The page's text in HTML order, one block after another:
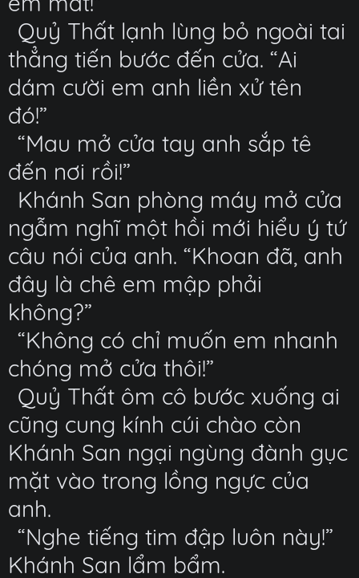
Quỷ Thất lạnh lùng bỏ ngoài tai
thẳng tiến bước đến cửa. “Ai
dám cười em anh liền xử tên
đó!”
“Mau mở cửa tay anh sắp tê
đến nơi rồi!”
Khánh San phòng máy mở cửa
ngẫm nghĩ một hồi mới hiểu ý tứ
câu nói của anh. “Khoan đã, anh
đây là chê em mập phải
không?”
“Không có chỉ muốn em nhanh
chóng mở cửa thôi!”
Quỷ Thất ôm cô bước xuống ai
cũng cung kính cúi chào còn
Khánh San ngại ngùng đành gục
mặt vào trong lồng ngực của
anh.
“Nghe tiếng tim đập luôn này!”
Khánh San lẩm bẩm.